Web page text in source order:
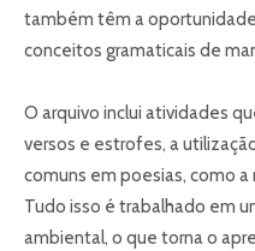
também têm a
conceitos gramaticais de
O arquivo inclui atividades
versos e estrofes, a
comuns em poesias, como
Tudo isso é trabalhado em
ambiental, o que torna o